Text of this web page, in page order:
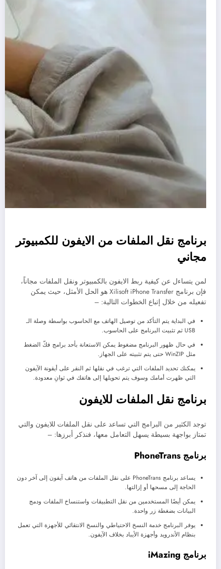
برنامج نقل الملفات من الايفون للكمبيوتر
مجاني
لمن يتساءل عن كيفية ربط الايفون بالكمبيوتر ونقل الملفات مجاناً،
فإن برنامج Xilisoft iPhone Transfer هو الحل الأمثل، حيث يمكن
تفعيله من خلال إتباع الخطوات التالية: –
في البداية يتم التأكد من توصيل الهاتف مع الحاسوب بواسطة وصلة الـ
USB ثم تثبيت البرنامج على الحاسوب.
في حال ظهور البرنامج مضغوط يمكن الاستعانة بأحد برامج فكّ الضغط
مثل WinZIP حتى يتم تثبيته على الجهاز.
يمكنك تحديد الملفات التي ترغب في نقلها ثم النقر على أيقونة الآيفون
التي ظهرت أمامك وسوف يتم تحويلها إلى هاتفك في ثوانِ معدودة.
برنامج نقل الملفات للايفون
توجد الكثير من البرامج التي تساعد على نقل الملفات للايفون والتي
تمتاز بواجهة بسيطة يسهل التعامل معها، فنذكر أبرزها: –
برنامج PhoneTrans
يساعد برنامج PhoneTrans على نقل الملفات من هاتف آيفون إلى آخر دون
الحاجة إلى مسحها أو إزالتها.
يمكن أيضًا المستخدمين من نقل التطبيقات واستنساخ الملفات ودمج
البيانات بضغطة زر واحدة.
يوفر البرنامج خدمة النسخ الاحتياطي والنسخ الانتقائي للأجهزة التي تعمل
بنظام الأندرويد وأجهزة الأيباد بخلاف الآيفون.
برنامج iMazing